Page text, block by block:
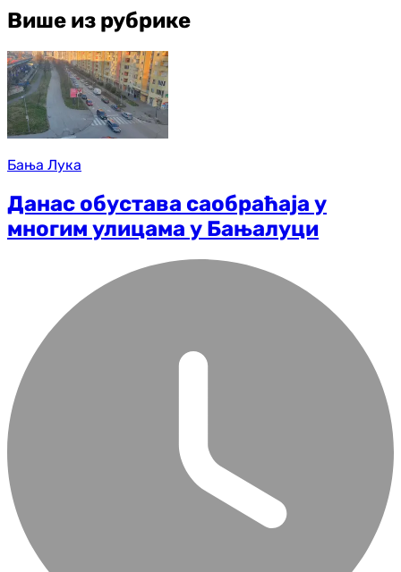
Више из рубрике
Бања Лука
Данас обустава саобраћаја у
многим улицама у Бањалуци